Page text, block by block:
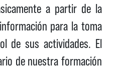
a partir de la
para la toma
de sus actividades. El
de nuestra formación